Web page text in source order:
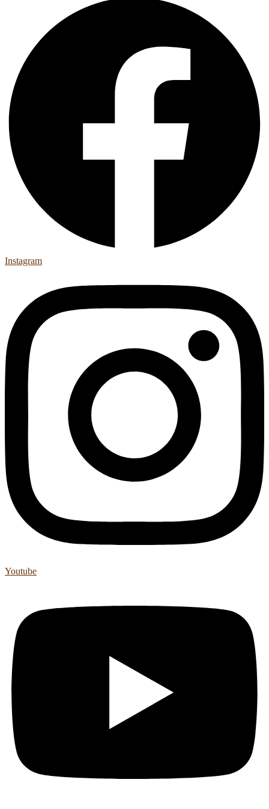
Instagram
Youtube